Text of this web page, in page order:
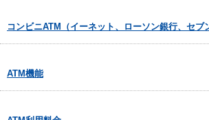
コンビニATM（イーネット、ローソン銀行、セブ
ATM機能